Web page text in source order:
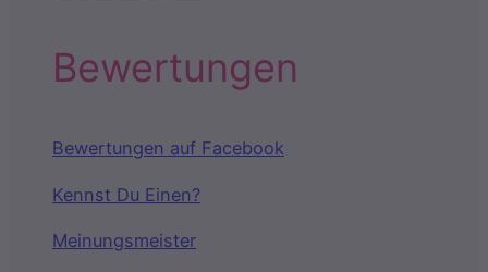
Bewertungen
Bewertungen auf Facebook
Kennst Du Einen?
Meinungsmeister